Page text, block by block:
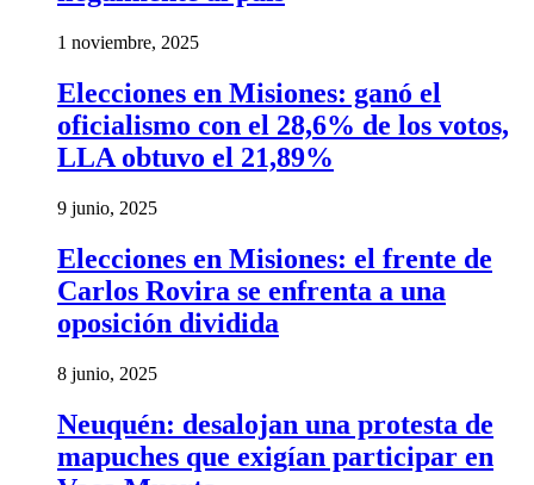
1 noviembre, 2025
Elecciones en Misiones: ganó el
oficialismo con el 28,6% de los votos,
LLA obtuvo el 21,89%
9 junio, 2025
Elecciones en Misiones: el frente de
Carlos Rovira se enfrenta a una
oposición dividida
8 junio, 2025
Neuquén: desalojan una protesta de
mapuches que exigían participar en